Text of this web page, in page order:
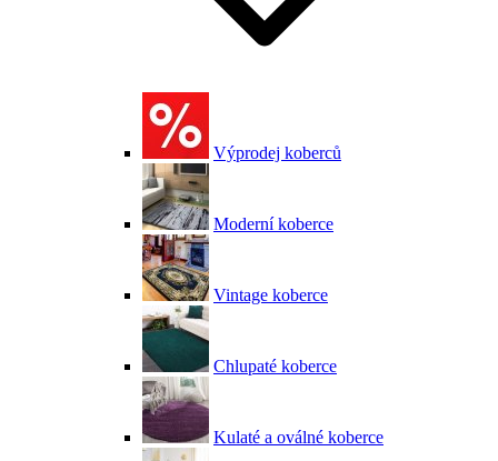
Výprodej koberců
Moderní koberce
Vintage koberce
Chlupaté koberce
Kulaté a oválné koberce